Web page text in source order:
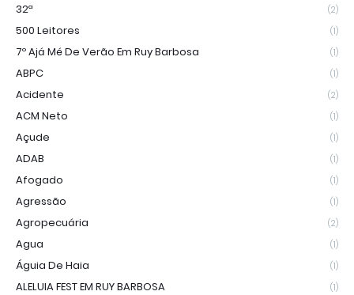
32ª (2)
500 Leitores (1)
7º Ajá Mé De Verão Em Ruy Barbosa (1)
ABPC (1)
Acidente (2)
ACM Neto (1)
Açude (1)
ADAB (1)
Afogado (1)
Agressão (1)
Agropecuária (2)
Agua (1)
Águia De Haia (1)
ALELUIA FEST EM RUY BARBOSA (1)